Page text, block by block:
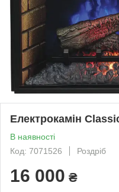
Електрокамін
В наявності
Код: 7071526
Роздріб
16 000 ₴